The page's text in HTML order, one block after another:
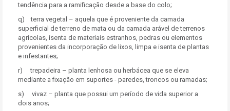
tendência para a ramificação desde a base do colo;
q) terra vegetal – aquela que é proveniente da camada
superficial de terreno de mata ou da camada arável de terrenos
agrícolas, isenta de materiais estranhos, pedras ou elementos
provenientes da incorporação de lixos, limpa e isenta de plantas
e infestantes;
r) trepadeira – planta lenhosa ou herbácea que se eleva
mediante a fixação em suportes - paredes, troncos ou ramadas;
s) vivaz – planta que possui um período de vida superior a
dois anos;